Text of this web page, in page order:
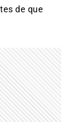
de que